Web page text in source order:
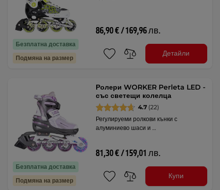
Безплатна доставка
Подмяна на размер
86,90 € / 169,96 лв.
Детайли
Безплатна доставка
Подмяна на размер
Ролери WORKER Perleta LED -
със светещи колелца
4.7 (22)
Регулируеми ролкови кънки с
алуминиево шаси и …
81,30 € / 159,01 лв.
Купи